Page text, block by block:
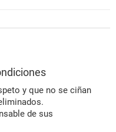
y que no se ciñan
de sus